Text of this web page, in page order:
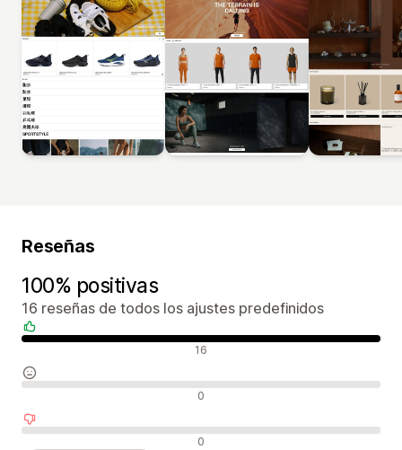
Reseñas
100% positivas
16 reseñas de todos los ajustes predefinidos
Reseñas positivas 16
Reseñas neutras 0
Reseñas negativas 0